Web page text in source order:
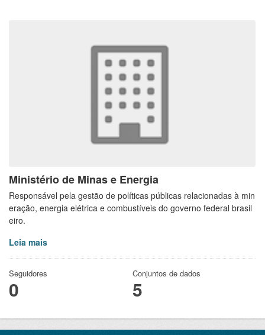
Ministério de Minas e Energia
Responsável pela gestão de políticas públicas relacionadas à min
eração, energia elétrica e combustíveis do governo federal brasil
eiro.
Leia mais
Seguidores
0
Conjuntos de dados
5